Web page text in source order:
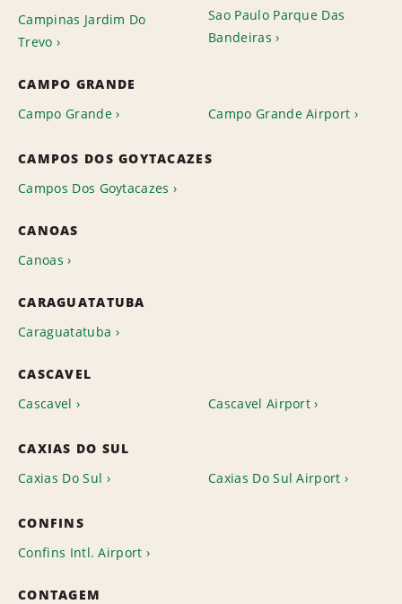
Campinas Jardim Do
Trevo
Sao Paulo Parque Das
Bandeiras
CAMPO GRANDE
Campo Grande
Campo Grande Airport
CAMPOS DOS GOYTACAZES
Campos Dos Goytacazes
CANOAS
Canoas
CARAGUATATUBA
Caraguatatuba
CASCAVEL
Cascavel
Cascavel Airport
CAXIAS DO SUL
Caxias Do Sul
Caxias Do Sul Airport
CONFINS
Confins Intl. Airport
CONTAGEM